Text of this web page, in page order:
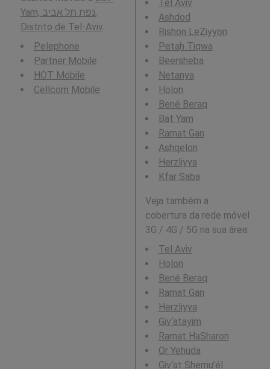
Yam, נפת תל אביב,
Distrito de Tel-Aviv.
Pelephone
Partner Mobile
HOT Mobile
Cellcom Mobile
Tel Aviv
Ashdod
Rishon LeẔiyyon
Petaẖ Tiqwa
Beersheba
Netanya
H̱olon
Bené Beraq
Bat Yam
Ramat Gan
Ashqelon
Herzliyya
Kfar Saba
Veja também a
cobertura da rede móvel
3G / 4G / 5G na sua área:
Tel Aviv
H̱olon
Bené Beraq
Ramat Gan
Herzliyya
Giv‘atayim
Ramat HaSharon
Or Yehuda
Giv‘at Shemu’él